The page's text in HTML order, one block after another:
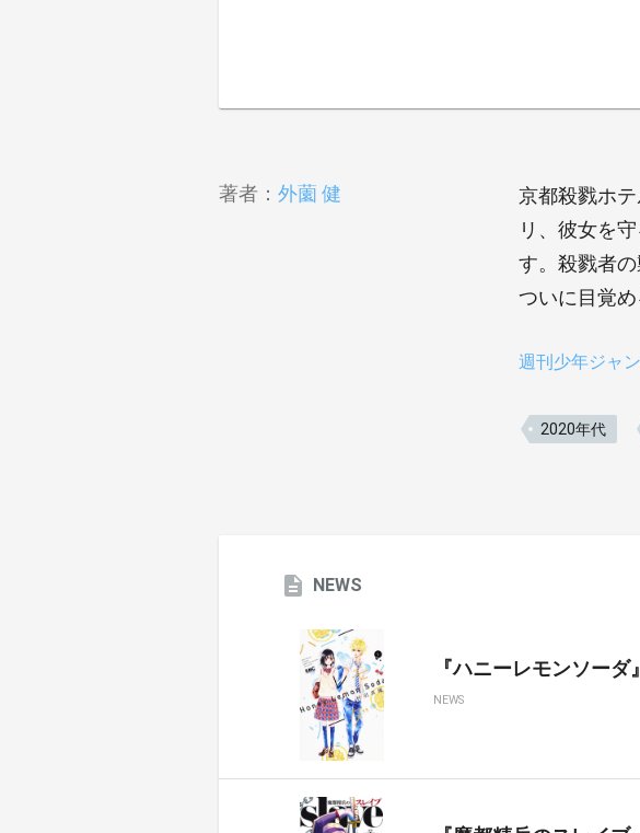
著者： 外薗 健
京都殺戮ホ
リ、彼女を
す。殺戮者
ついに目覚め
週刊少年ジャ
2020年代
NEWS
『ハニーレモンソー
NEWS